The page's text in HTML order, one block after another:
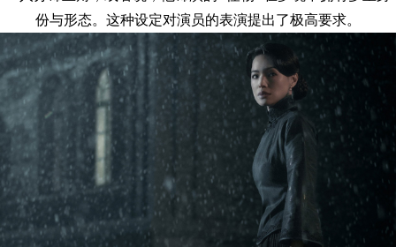
份与形态。这种设定对演员的表演提出了极高要求。